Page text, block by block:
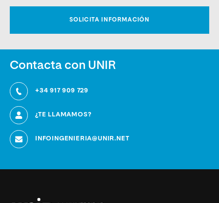
Contacta con UNIR
+34 917 909 729
¿TE LLAMAMOS?
INFOINGENIERIA@UNIR.NET